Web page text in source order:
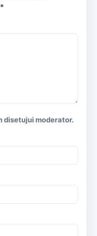
*
disetujui moderator.